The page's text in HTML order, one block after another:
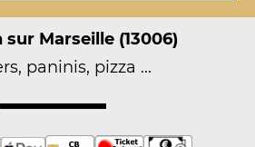
sur Marseille (13006)
paninis, pizza ...